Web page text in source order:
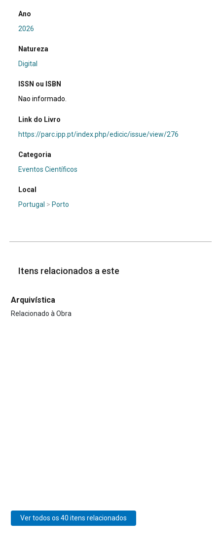
Ano
2026
Natureza
Digital
ISSN ou ISBN
Nao informado.
Link do Livro
https://parc.ipp.pt/index.php/edicic/issue/view/276
Categoria
Eventos Científicos
Local
Portugal > Porto
Itens relacionados a este
Arquivística
Relacionado à Obra
Ver todos os 40 itens relacionados